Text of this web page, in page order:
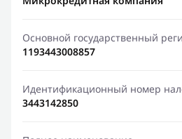
Основной государственный
1193443008857
Идентификационный номер
3443142850